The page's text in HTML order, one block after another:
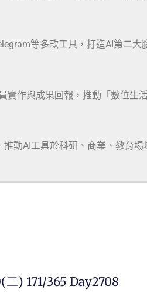
等多款工具，打造AI第二
實作與成果回報，推動「數位生
推動AI工具於科研、商業、教育
) 171/365 Day2708